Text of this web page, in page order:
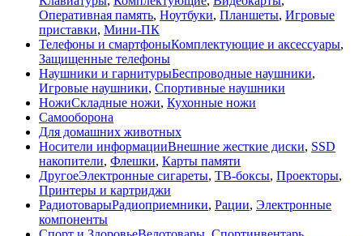
Оперативная память, Ноутбуки, Планшеты, Игровые
приставки, Мини-ПК
Телефоны и смартфоныКомплектующие и аксессуары,
Защищенные телефоны
Наушники и гарнитурыБеспроводные наушники,
Игровые наушники, Спортивные наушники
НожиСкладные ножи, Кухонные ножи
Самооборона
Для домашних животных
Носители информацииВнешние жесткие диски, SSD
накопители, Флешки, Карты памяти
ДругоеЭлектронные сигареты, ТВ-боксы, Проекторы,
Принтеры и картриджи
РадиотоварыРадиоприемники, Рации, Электронные
компоненты